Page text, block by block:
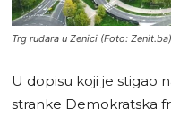
Trg rudara u Zenici (Foto: Zenit.ba)
U dopisu koji je stigao
stranke Demokratska